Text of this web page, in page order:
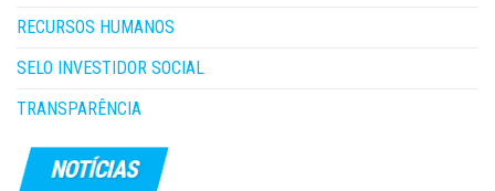
RECURSOS HUMANOS
SELO INVESTIDOR SOCIAL
TRANSPARÊNCIA